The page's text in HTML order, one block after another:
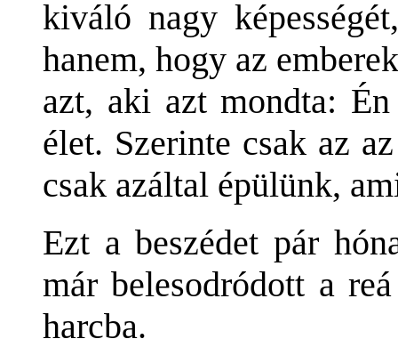
kiváló nagy
hanem, hogy az
azt, aki azt mondta:
élet. Szerinte csak az
csak azáltal épülünk,
Ezt a beszédet pár
már belesodródott a
harcba.